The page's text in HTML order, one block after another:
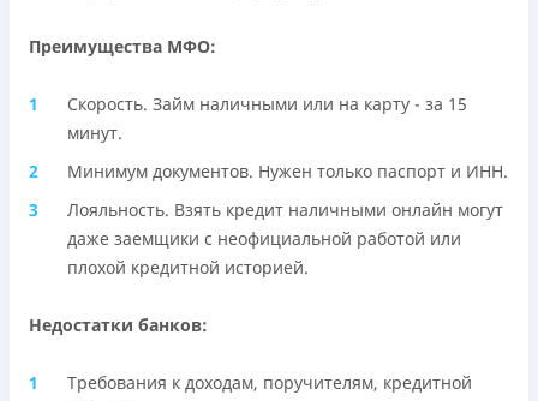
Преимущества МФО:
Скорость. Займ наличными или на карту - за 15
минут.
Минимум документов. Нужен только паспорт и ИНН.
Лояльность. Взять кредит наличными онлайн могут
даже заемщики с неофициальной работой или
плохой кредитной историей.
Недостатки банков:
Требования к доходам, поручителям, кредитной